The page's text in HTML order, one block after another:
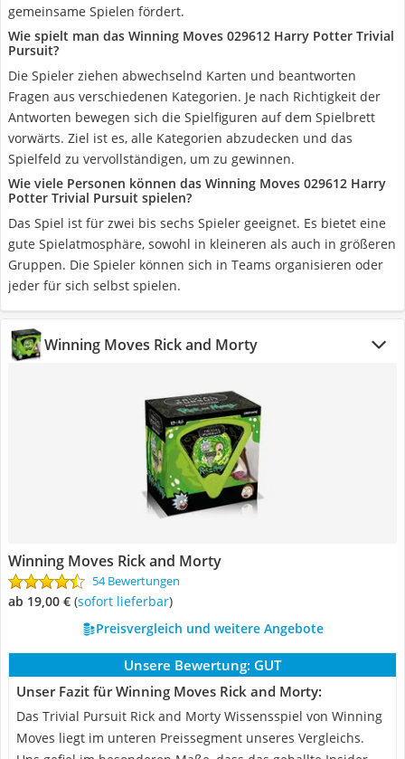
gemeinsame Spielen fördert.
Wie spielt man das Winning Moves 029612 Harry Potter Trivial
Pursuit?
Die Spieler ziehen abwechselnd Karten und beantworten
Fragen aus verschiedenen Kategorien. Je nach Richtigkeit der
Antworten bewegen sich die Spielfiguren auf dem Spielbrett
vorwärts. Ziel ist es, alle Kategorien abzudecken und das
Spielfeld zu vervollständigen, um zu gewinnen.
Wie viele Personen können das Winning Moves 029612 Harry
Potter Trivial Pursuit spielen?
Das Spiel ist für zwei bis sechs Spieler geeignet. Es bietet eine
gute Spielatmosphäre, sowohl in kleineren als auch in größeren
Gruppen. Die Spieler können sich in Teams organisieren oder
jeder für sich selbst spielen.
Winning Moves Rick and Morty
Winning Moves Rick and Morty
54 Bewertungen
ab 19,00 € ( Sofort lieferbar)
Preisvergleich und weitere Angebote
Unsere Bewertung: GUT
Unser Fazit für Winning Moves Rick and Morty:
Das Trivial Pursuit Rick and Morty Wissensspiel von Winning
Moves liegt im unteren Preissegment unseres Vergleichs.